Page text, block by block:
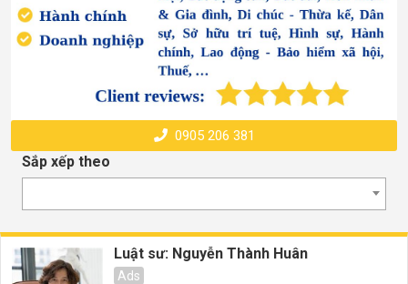
0905 206 381
Sắp xếp theo
Luật sư: Nguyễn Thành Huân
Ads